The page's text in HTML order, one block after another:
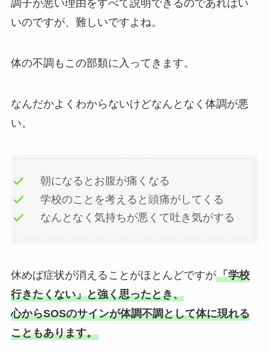
調子が悪い理由をすべて説明できるのであればい
いのですが、難しいですよね。
体の不調もこの部類に入ってきます。
なんだかよくわからないけどなんとなく体調が悪
い。
朝になるとお腹が痛くなる
学校のことを考えると頭痛がしてくる
なんとなく気持ちが悪くて吐き気がする
休めば症状が消えることがほとんどですが「学校
行きたくない」と強く思ったとき、
心からSOSのサインが体調不調として体に現れる
こともあります。